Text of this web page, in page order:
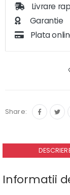
Livrare
Garantie
Plata
Share:
Informatii